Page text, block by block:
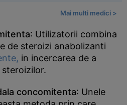
Mai multi medici >
: Utilizatorii combina
de steroizi anabolizanti
in incercarea de a
concomitenta: Unele